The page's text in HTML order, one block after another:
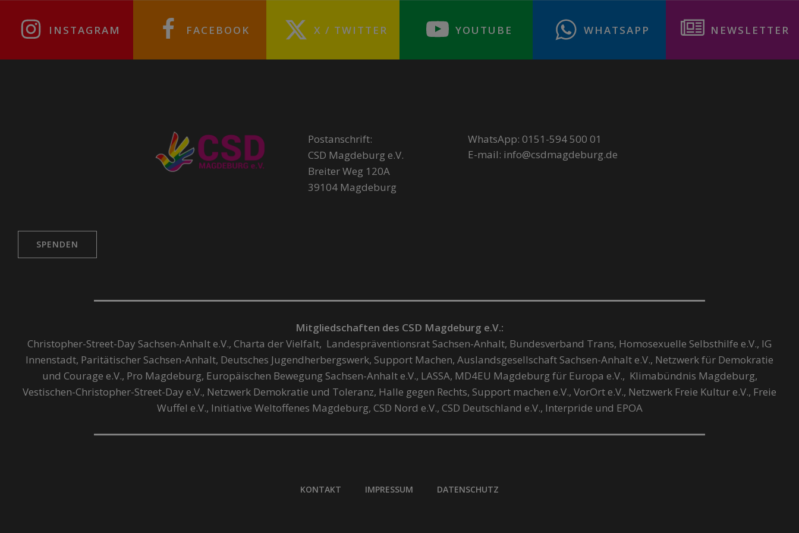
INSTAGRAM FACEBOOK X / TWITTER YOUTUBE WHATSAPP NEWSLETTER
Postanschrift:
CSD Magdeburg e.V.
Breiter Weg 120A
39104 Magdeburg
WhatsApp: 0151-594 500 01
E-mail: info@csdmagdeburg.de
SPENDEN
Mitgliedschaften des CSD Magdeburg e.V.:
Christopher-Street-Day Sachsen-Anhalt e.V., Charta der Vielfalt, Landespräventionsrat Sachsen-Anhalt, Bundesverband Trans, Homosexuelle Selbsthilfe e.V., IG
Innenstadt, Paritätischer Sachsen-Anhalt, Deutsches Jugendherbergswerk, Support Machen, Auslandsgesellschaft Sachsen-Anhalt e.V., Netzwerk für Demokratie
und Courage e.V., Pro Magdeburg, Europäischen Bewegung Sachsen-Anhalt e.V., LASSA, MD4EU Magdeburg für Europa e.V., Klimabündnis Magdeburg,
Vestischen-Christopher-Street-Day e.V., Netzwerk Demokratie und Toleranz, Halle gegen Rechts, Support machen e.V., VorOrt e.V., Netzwerk Freie Kultur e.V., Freie
Wuffel e.V., Initiative Weltoffenes Magdeburg, CSD Nord e.V., CSD Deutschland e.V., Interpride und EPOA
KONTAKT IMPRESSUM DATENSCHUTZ